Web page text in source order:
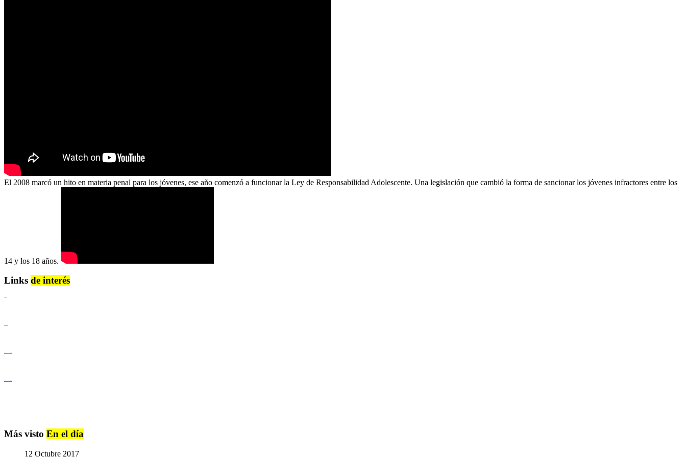
El 2008 marcó un hito en materia penal para los jóvenes, ese año comenzó a funcionar la Ley de Responsabilidad Adolescente. Una legislación que cambió la forma de sancionar los jóvenes infractores entre los
14 y los 18 años.
Links de interés
Más visto En el día
12 Octubre 2017